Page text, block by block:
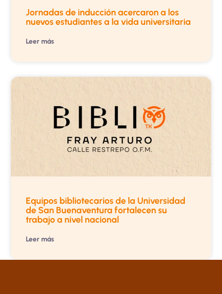
Jornadas de inducción acercaron a los
nuevos estudiantes a la vida universitaria
Leer más
Equipos bibliotecarios de la Universidad
de San Buenaventura fortalecen su
trabajo a nivel nacional
Leer más